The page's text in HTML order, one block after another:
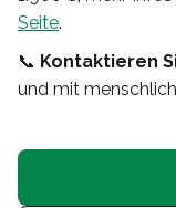
Seite.
📞 Kontaktieren
und mit